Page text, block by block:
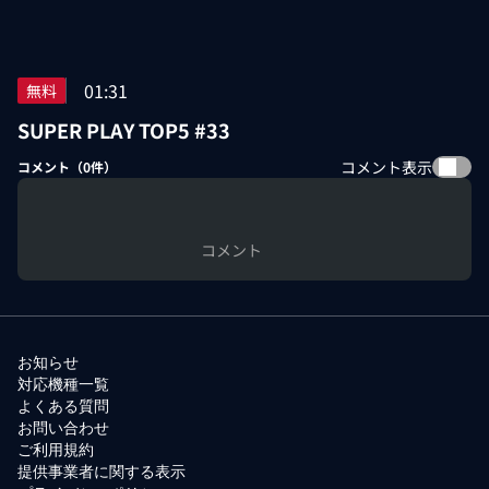
無料 01:31
SUPER PLAY TOP5 #33
コメント（0件） コメント表示
コメント
お知らせ
対応機種一覧
よくある質問
お問い合わせ
ご利用規約
提供事業者に関する表示